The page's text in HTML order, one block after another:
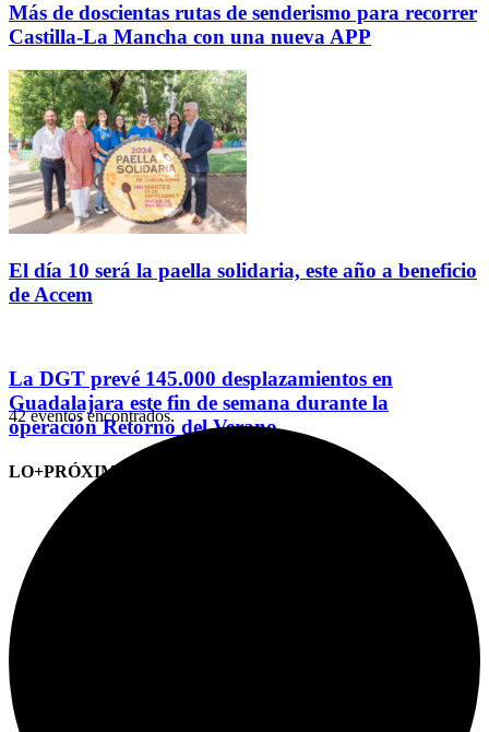
Más de doscientas rutas de senderismo para recorrer
Castilla-La Mancha con una nueva APP
El día 10 será la paella solidaria, este año a beneficio
de Accem
La DGT prevé 145.000 desplazamientos en
Guadalajara este fin de semana durante la
operación Retorno del Verano
LO+PRÓXIMO (CITAS)
42 eventos encontrados.